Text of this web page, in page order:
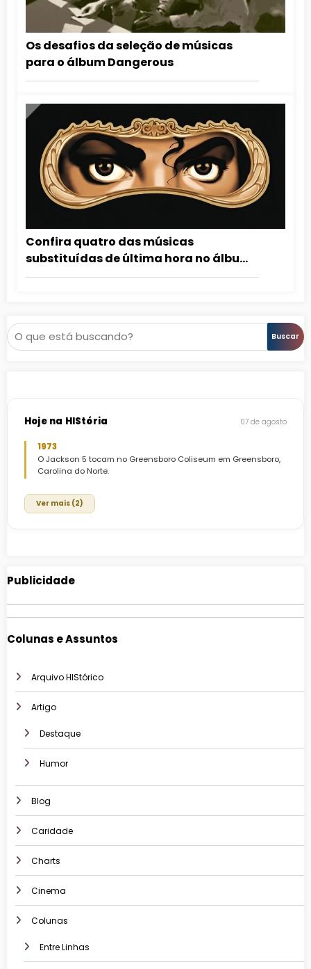
Os desafios da seleção de músicas
para o álbum Dangerous
Confira quatro das músicas
substituídas de última hora no álbum
Dangerous
Pesquisar Buscar
Hoje na HIStória 07 de agosto
1973
O Jackson 5 tocam no Greensboro Coliseum em Greensboro,
Carolina do Norte.
Ver mais (2)
Publicidade
Colunas e Assuntos
Arquivo HIStórico
Artigo
Destaque
Humor
Blog
Caridade
Charts
Cinema
Colunas
Entre Linhas